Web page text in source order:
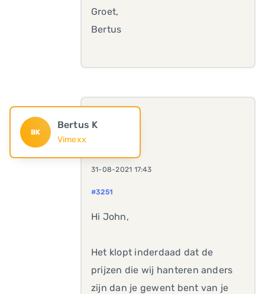
Groet,
Bertus
BK
Bertus K
Vimexx
31-08-2021 17:43
#3251
Hi John,
Het klopt inderdaad dat de
prijzen die wij hanteren anders
zijn dan je gewent bent van je